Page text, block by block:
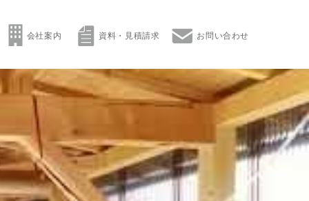
会社案内 資料・見積請求 お問い合わせ